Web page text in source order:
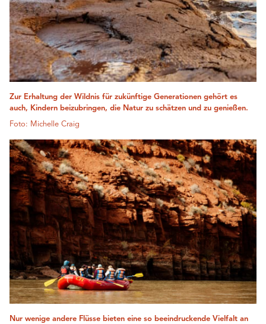
Zur Erhaltung der Wildnis für zukünftige Generationen gehört es
auch, Kindern beizubringen, die Natur zu schätzen und zu genießen.
Foto: Michelle Craig
Nur wenige andere Flüsse bieten eine so beeindruckende Vielfalt an